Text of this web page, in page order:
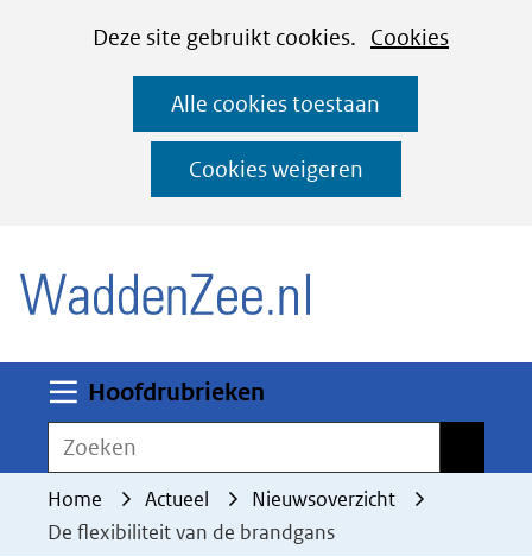
CookiesDeze site gebruikt cookies. Cookies
deze
worden
toegestaan
geweigerd.
Alle cookies toestaan
Cookies weigeren
Ga
naar
de
inhoud
Hoofdrubrieken
Zoeken
Home Actueel
Nieuwsoverzicht
De flexibiliteit van de brandgans